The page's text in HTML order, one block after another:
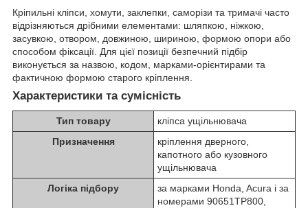
Кріпильні кліпси, хомути, заклепки, саморізи та тримачі часто
відрізняються дрібними елементами: шляпкою, ніжкою,
засувкою, отвором, довжиною, шириною, формою опори або
способом фіксації. Для цієї позиції безпечний підбір
виконується за назвою, кодом, марками-орієнтирами та
фактичною формою старого кріплення.
Характеристики та сумісність
Тип товару
кліпса ущільнювача
Призначення
кріплення дверного,
капотного або кузовного
ущільнювача
Логіка підбору
за марками Honda, Acura і за
номерами 90651TP800,